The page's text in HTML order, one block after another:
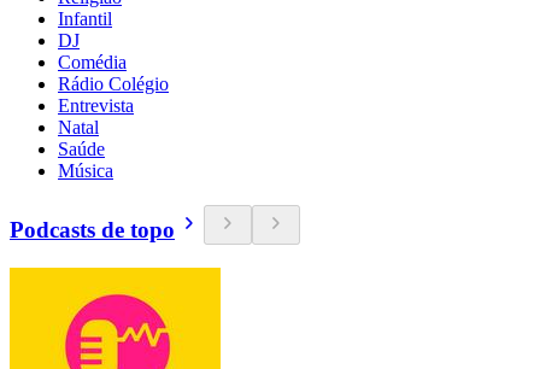
Infantil
DJ
Comédia
Rádio Colégio
Entrevista
Natal
Saúde
Música
Podcasts de topo